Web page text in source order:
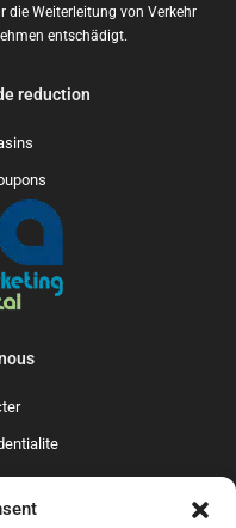
die Weiterleitung von Verkehr
entschädigt.
reduction